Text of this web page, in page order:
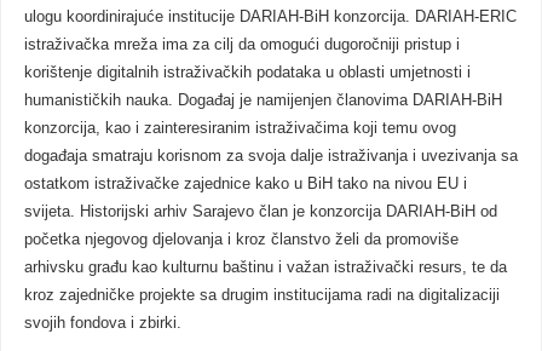
ulogu koordinirajuće institucije DARIAH-BiH konzorcija. DARIAH-ERIC
istraživačka mreža ima za cilj da omogući dugoročniji pristup i
korištenje digitalnih istraživačkih podataka u oblasti umjetnosti i
humanističkih nauka. Događaj je namijenjen članovima DARIAH-BiH
konzorcija, kao i zainteresiranim istraživačima koji temu ovog
događaja smatraju korisnom za svoja dalje istraživanja i uvezivanja sa
ostatkom istraživačke zajednice kako u BiH tako na nivou EU i
svijeta. Historijski arhiv Sarajevo član je konzorcija DARIAH-BiH od
početka njegovog djelovanja i kroz članstvo želi da promoviše
arhivsku građu kao kulturnu baštinu i važan istraživački resurs, te da
kroz zajedničke projekte sa drugim institucijama radi na digitalizaciji
svojih fondova i zbirki.